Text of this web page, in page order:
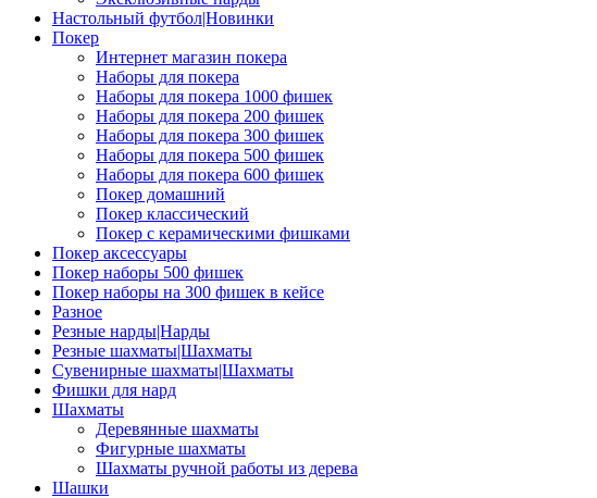
Настольный футбол|Новинки
Покер
Интернет магазин покера
Наборы для покера
Наборы для покера 1000 фишек
Наборы для покера 200 фишек
Наборы для покера 300 фишек
Наборы для покера 500 фишек
Наборы для покера 600 фишек
Покер домашний
Покер классический
Покер с керамическими фишками
Покер аксессуары
Покер наборы 500 фишек
Покер наборы на 300 фишек в кейсе
Разное
Резные нарды|Нарды
Резные шахматы|Шахматы
Сувенирные шахматы|Шахматы
Фишки для нард
Шахматы
Деревянные шахматы
Фигурные шахматы
Шахматы ручной работы из дерева
Шашки